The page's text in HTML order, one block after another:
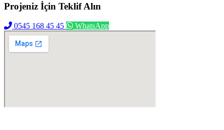
Projeniz İçin Teklif Alın
0545 168 45 45 WhatsApp